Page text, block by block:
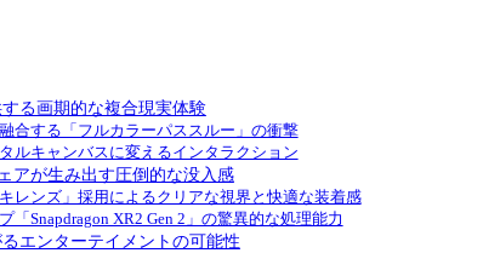
する画期的な複合現実体験
合する「フルカラーパススルー」の衝撃
ルキャンバスに変えるインタラクション
アが生み出す圧倒的な没入感
キレンズ」採用によるクリアな視界と快適な装着感
「Snapdragon XR2 Gen 2」の驚異的な処理能力
るエンターテイメントの可能性